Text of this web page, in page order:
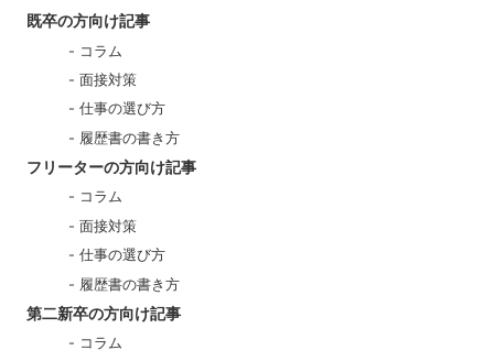
既卒の方向け記事
コラム
面接対策
仕事の選び方
履歴書の書き方
フリーターの方向け記事
コラム
面接対策
仕事の選び方
履歴書の書き方
第二新卒の方向け記事
コラム